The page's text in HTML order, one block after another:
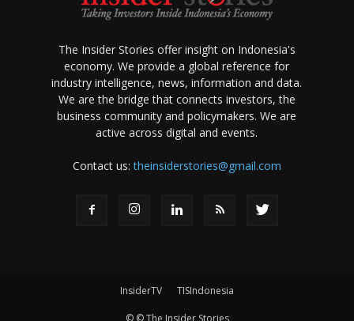
The Insider Stories offer insight on Indonesia's
economy. We provide a global reference for
industry intelligence, news, information and data.
We are the bridge that connects investors, the
business community and policymakers. We are
active across digital and events.
Contact us:theinsiderstories@gmail.com
InsiderTV TISIndonesia
© © The Insider Stories